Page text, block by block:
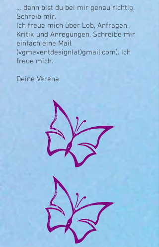
… dann bist du bei mir genau richtig.
Schreib mir.
Ich freue mich über Lob, Anfragen,
Kritik und Anregungen. Schreibe mir
einfach eine Mail
(vgmeventdesign(at)gmail.com). Ich
freue mich.
Deine Verena